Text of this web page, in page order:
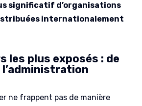
significatif d’organisations
internationalement
les plus exposés : de
l’administration
ne frappent pas de manière